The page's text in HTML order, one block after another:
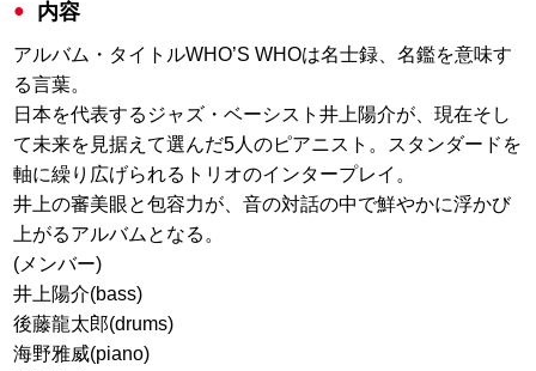
内容
アルバム・タイトルWHO’S WHOは名士録、名鑑を意味す
る言葉。
日本を代表するジャズ・ベーシスト井上陽介が、現在そし
て未来を見据えて選んだ5人のピアニスト。スタンダードを
軸に繰り広げられるトリオのインタープレイ。
井上の審美眼と包容力が、音の対話の中で鮮やかに浮かび
上がるアルバムとなる。
(メンバー)
井上陽介(bass)
後藤龍太郎(drums)
海野雅威(piano)